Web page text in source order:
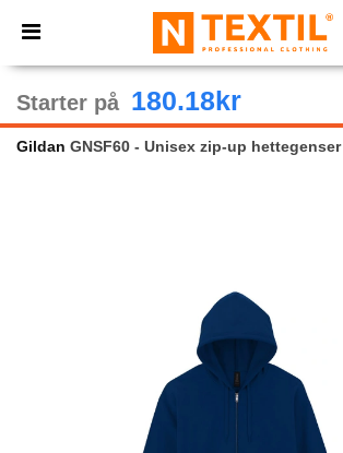
× Ntextil-app
Bedre priser i appen!
Starter på 180.18kr
Gildan GNSF60 - Unisex zip-up hettegenser